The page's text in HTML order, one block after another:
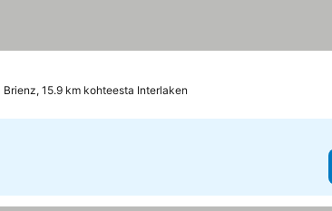
Brienz, 15.9 km kohteesta Interlaken